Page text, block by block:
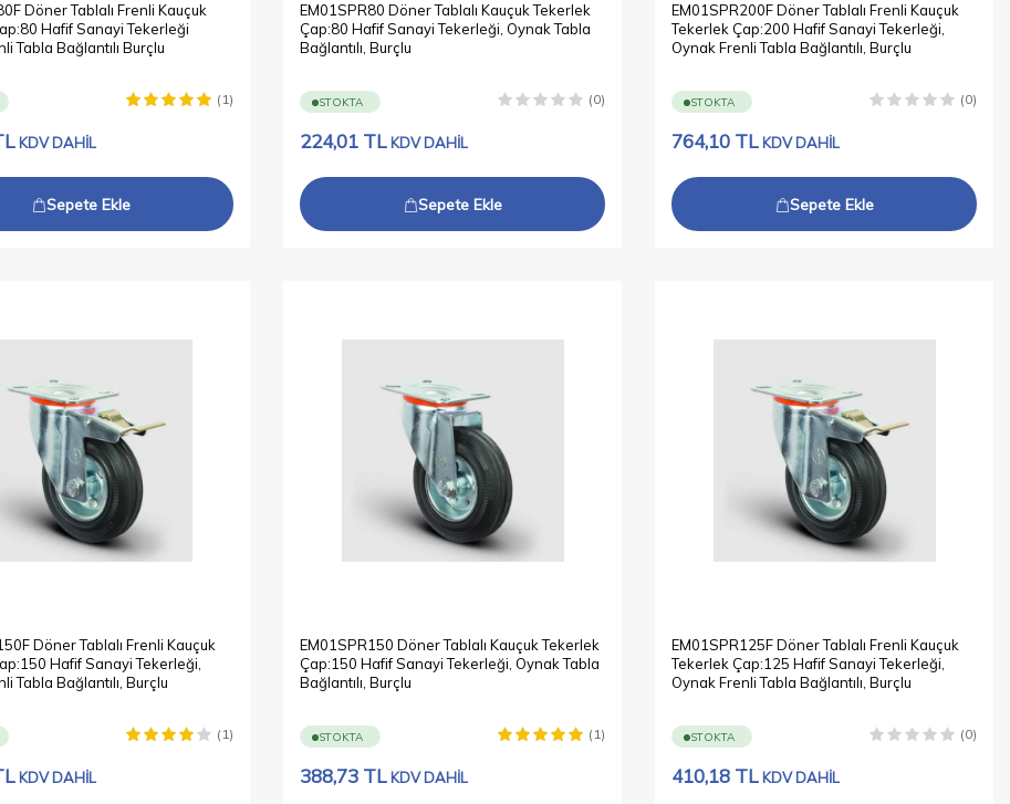
Döner Tablalı Frenli Kauçuk
Hafif Sanayi Tekerleği
Tabla Bağlantılı Burçlu
(1)
KDV DAHİL
Sepete Ekle
EM01SPR80 Döner Tablalı Kauçuk Tekerlek
Çap:80 Hafif Sanayi Tekerleği, Oynak Tabla
Bağlantılı, Burçlu
STOKTA (0)
224,01 TL KDV DAHİL
Sepete Ekle
EM01SPR200F Döner Tablalı Frenli Kauçuk
Tekerlek Çap:200 Hafif Sanayi Tekerleği,
Oynak Frenli Tabla Bağlantılı, Burçlu
STOKTA (0)
764,10 TL KDV DAHİL
Sepete Ekle
Döner Tablalı Frenli Kauçuk
Hafif Sanayi Tekerleği,
Tabla Bağlantılı, Burçlu
(1)
KDV DAHİL
EM01SPR150 Döner Tablalı Kauçuk Tekerlek
Çap:150 Hafif Sanayi Tekerleği, Oynak Tabla
Bağlantılı, Burçlu
STOKTA (1)
388,73 TL KDV DAHİL
EM01SPR125F Döner Tablalı Frenli Kauçuk
Tekerlek Çap:125 Hafif Sanayi Tekerleği,
Oynak Frenli Tabla Bağlantılı, Burçlu
STOKTA (0)
410,18 TL KDV DAHİL